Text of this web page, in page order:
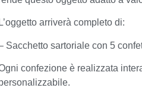
L’oggetto arriverà completo di:
Sacchetto sartoriale con 5
confezione è realizzata